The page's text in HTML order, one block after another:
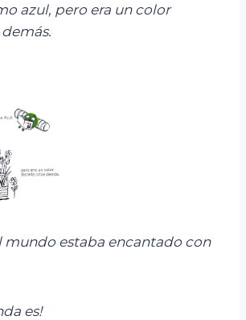
azul, pero era un color
mundo estaba encantado con
es!